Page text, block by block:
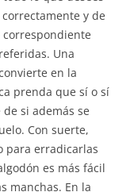
y de
Una
en la
prenda que sí o sí
si además se
Con suerte,
para erradicarlas
es más fácil
manchas. En la